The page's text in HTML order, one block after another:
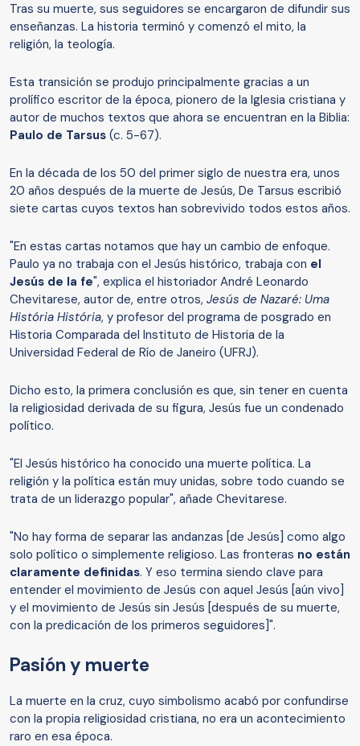
Tras su muerte, sus seguidores se encargaron de difundir sus
enseñanzas. La historia terminó y comenzó el mito, la
religión, la teología.
Esta transición se produjo principalmente gracias a un
prolífico escritor de la época, pionero de la Iglesia cristiana y
autor de muchos textos que ahora se encuentran en la Biblia:
Paulo de Tarsus (c. 5-67).
En la década de los 50 del primer siglo de nuestra era, unos
20 años después de la muerte de Jesús, De Tarsus escribió
siete cartas cuyos textos han sobrevivido todos estos años.
"En estas cartas notamos que hay un cambio de enfoque.
Paulo ya no trabaja con el Jesús histórico, trabaja con el
Jesús de la fe", explica el historiador André Leonardo
Chevitarese, autor de, entre otros, Jesús de Nazaré: Uma
História História, y profesor del programa de posgrado en
Historia Comparada del Instituto de Historia de la
Universidad Federal de Río de Janeiro (UFRJ).
Dicho esto, la primera conclusión es que, sin tener en cuenta
la religiosidad derivada de su figura, Jesús fue un condenado
político.
"El Jesús histórico ha conocido una muerte política. La
religión y la política están muy unidas, sobre todo cuando se
trata de un liderazgo popular", añade Chevitarese.
"No hay forma de separar las andanzas [de Jesús] como algo
solo político o simplemente religioso. Las fronteras no están
claramente definidas. Y eso termina siendo clave para
entender el movimiento de Jesús con aquel Jesús [aún vivo]
y el movimiento de Jesús sin Jesús [después de su muerte,
con la predicación de los primeros seguidores]".
Pasión y muerte
La muerte en la cruz, cuyo simbolismo acabó por confundirse
con la propia religiosidad cristiana, no era un acontecimiento
raro en esa época.